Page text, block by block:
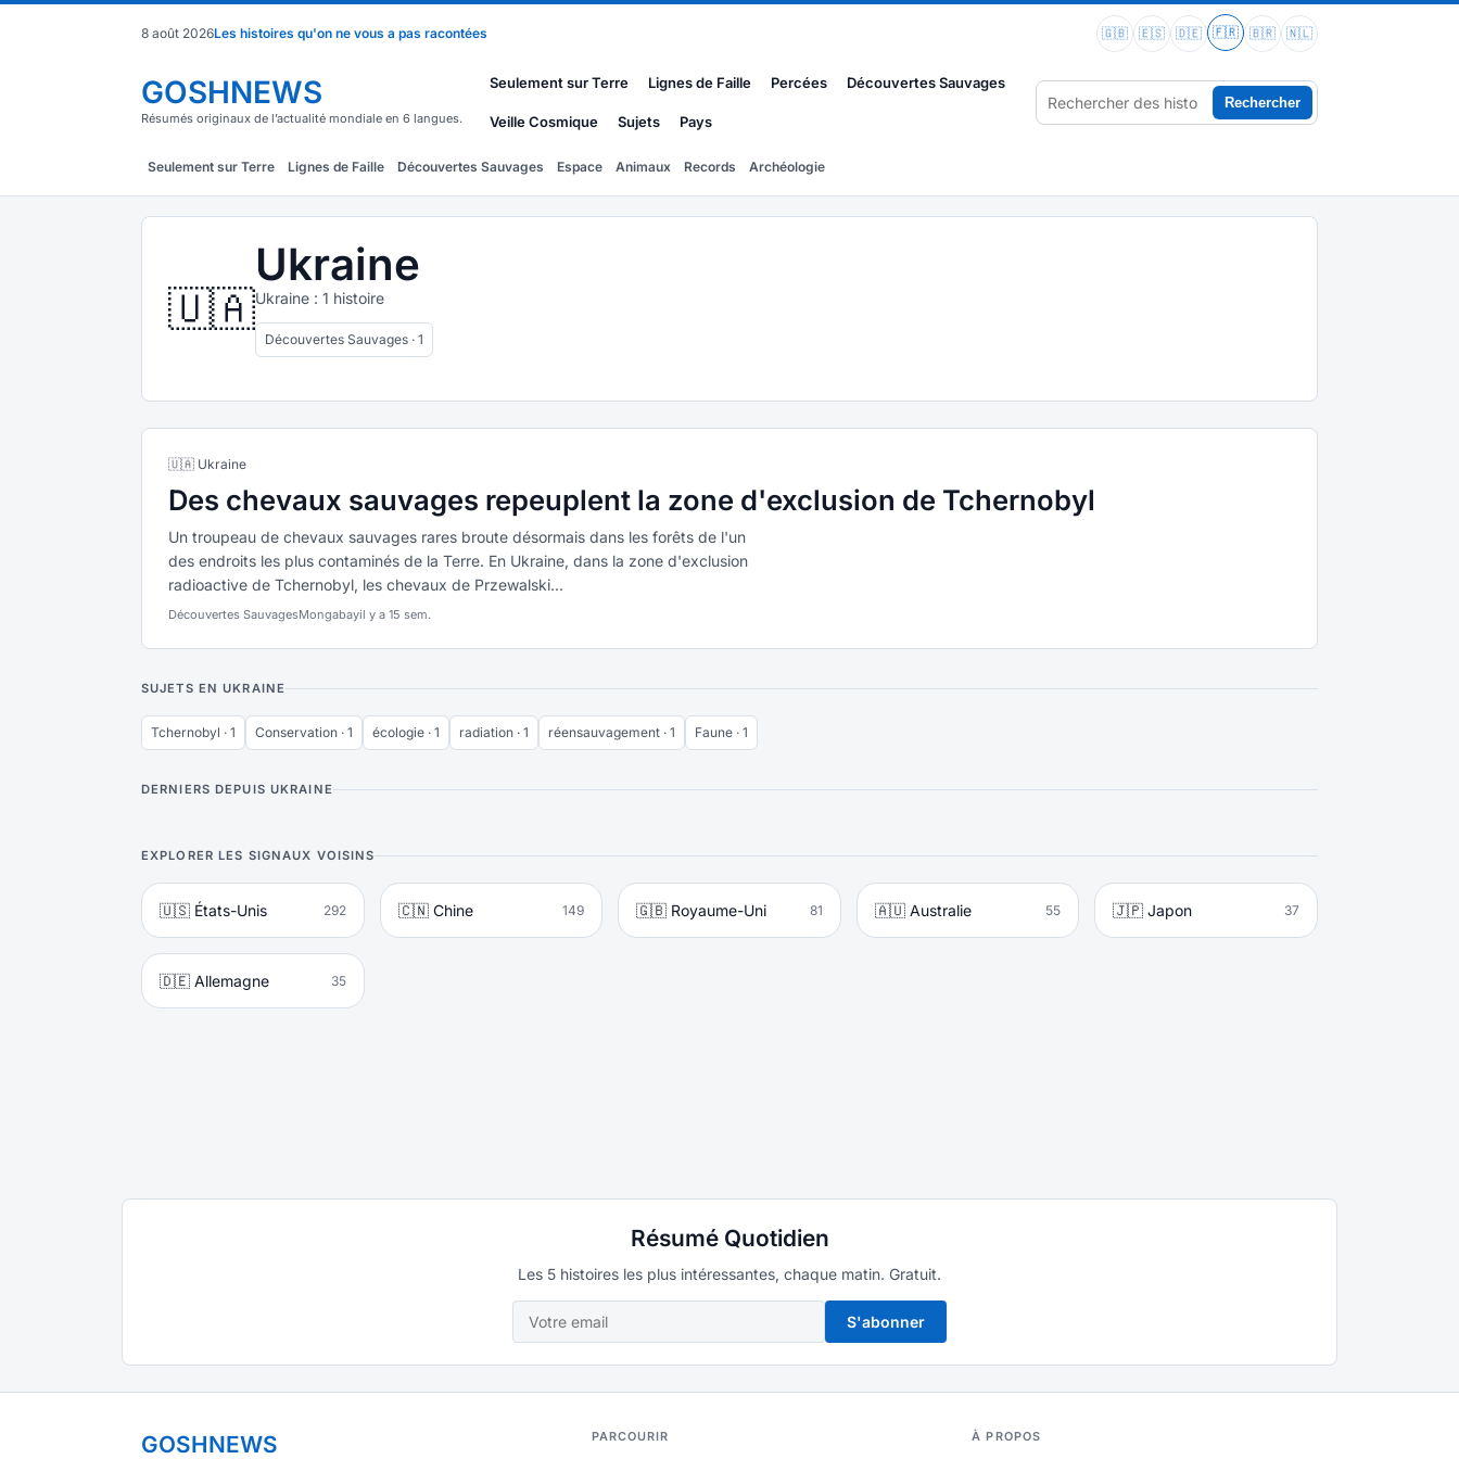
8 août 2026Les histoires qu'on ne vous a pas racontées 🇬🇧 🇪🇸 🇩🇪 🇫🇷 🇧🇷 🇳🇱
GOSHNEWS
Résumés originaux de l’actualité mondiale en 6 langues.
Seulement sur Terre Lignes de Faille Percées Découvertes Sauvages
Veille Cosmique Sujets Pays
Rechercher
Seulement sur Terre Lignes de Faille Découvertes Sauvages Espace Animaux Records Archéologie
🇺🇦
Ukraine
Ukraine : 1 histoire
Découvertes Sauvages · 1
🇺🇦 Ukraine
Des chevaux sauvages repeuplent la zone d'exclusion de Tchernobyl
Un troupeau de chevaux sauvages rares broute désormais dans les forêts de l'un
des endroits les plus contaminés de la Terre. En Ukraine, dans la zone d'exclusion
radioactive de Tchernobyl, les chevaux de Przewalski...
Découvertes SauvagesMongabayil y a 15 sem.
SUJETS EN UKRAINE
Tchernobyl · 1 Conservation · 1 écologie · 1 radiation · 1 réensauvagement · 1 Faune · 1
DERNIERS DEPUIS UKRAINE
EXPLORER LES SIGNAUX VOISINS
🇺🇸 États-Unis 292 🇨🇳 Chine 149 🇬🇧 Royaume-Uni 81 🇦🇺 Australie 55 🇯🇵 Japon 37
🇩🇪 Allemagne 35
Résumé Quotidien
Les 5 histoires les plus intéressantes, chaque matin. Gratuit.
S'abonner
GOSHNEWS PARCOURIR À PROPOS